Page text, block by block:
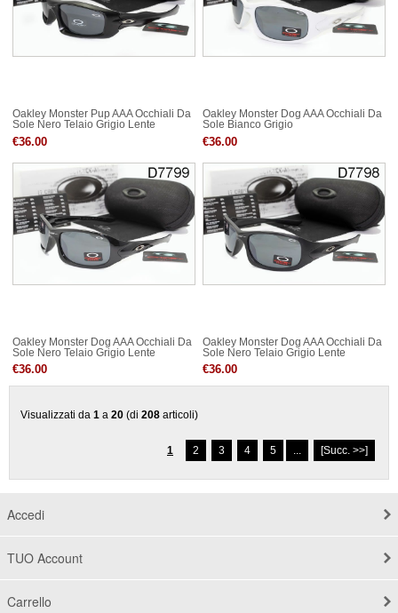
Oakley Monster Pup AAA Occhiali Da
Sole Nero Telaio Grigio Lente
€36.00
Oakley Monster Dog AAA Occhiali Da
Sole Bianco Grigio
€36.00
Oakley Monster Dog AAA Occhiali Da
Sole Nero Telaio Grigio Lente
€36.00
Oakley Monster Dog AAA Occhiali Da
Sole Nero Telaio Grigio Lente
€36.00
Visualizzati da 1 a 20 (di 208 articoli)
1 2 3 4 5 ... [Succ. >>]
Accedi
TUO Account
Carrello